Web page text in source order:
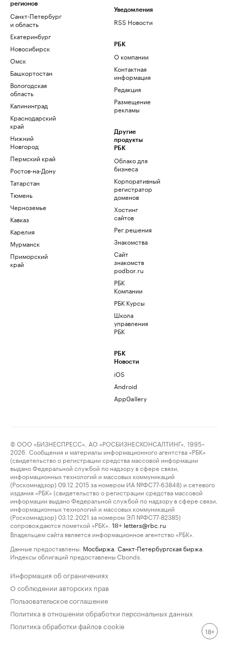
регионов
Санкт-Петербург
и область
Екатеринбург
Новосибирск
Омск
Башкортостан
Вологодская
область
Калининград
Краснодарский
край
Нижний
Новгород
Пермский край
Ростов-на-Дону
Татарстан
Тюмень
Черноземье
Кавказ
Карелия
Мурманск
Приморский
край
Уведомления
RSS Новости
РБК
О компании
Контактная
информация
Редакция
Размещение
рекламы
Другие
продукты
РБК
Облако для
бизнеса
Корпоративный
регистратор
доменов
Хостинг
сайтов
Рег.решения
Знакомства
Сайт
знакомств
podbor.ru
РБК
Компании
РБК Курсы
Школа
управления
РБК
РБК
Новости
iOS
Android
AppGallery
© ООО «БИЗНЕСПРЕСС», АО «РОСБИЗНЕСКОНСАЛТИНГ», 1995–
2026. Сообщения и материалы информационного агентства «РБК»
(свидетельство о регистрации средства массовой информации
выдано Федеральной службой по надзору в сфере связи,
информационных технологий и массовых коммуникаций
(Роскомнадзор) 09.12.2015 за номером ИА №ФС77-63848) и сетевого
издания «РБК» (свидетельство о регистрации средства массовой
информации выдано Федеральной службой по надзору в сфере связи,
информационных технологий и массовых коммуникаций
(Роскомнадзор) 03.12.2021 за номером ЭЛ №ФС77-82385)
сопровождаются пометкой «РБК».
18+ letters@rbc.ru
Владельцем сайта является информационное агентство «РБК».
Данные предоставлены: Мосбиржа Санкт-Петербургская биржа
Индексы облигаций предоставлены Cbonds.
Информация об ограничениях
О соблюдении авторских прав
Пользовательское соглашение
Политика в отношении обработки персональных данных
Политика обработки файлов cookie
18+